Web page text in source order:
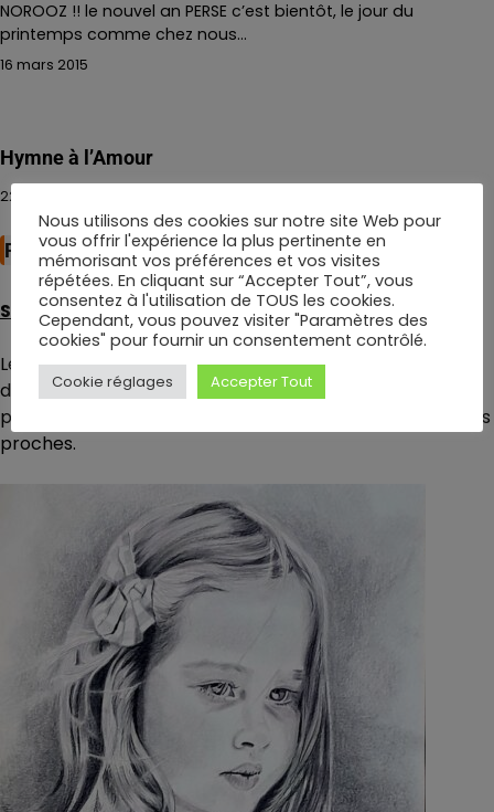
NOROOZ !! le nouvel an PERSE c’est bientôt, le jour du
printemps comme chez nous…
16 mars 2015
Hymne à l’Amour
22 février 2017
Partenaire
Sarah Sigrist artiste peintre
Le portrait est une belle idée de cadeau : à l’occasion
d’un mariage, d’un anniversaire, il constitue un présent
personnalisé et unique qui fait toujours le bonheur de nos
proches.
Nous utilisons des cookies sur notre site Web pour
vous offrir l'expérience la plus pertinente en
mémorisant vos préférences et vos visites
répétées. En cliquant sur “Accepter Tout”, vous
consentez à l'utilisation de TOUS les cookies.
Cependant, vous pouvez visiter "Paramètres des
cookies" pour fournir un consentement contrôlé.
Cookie réglages Accepter Tout